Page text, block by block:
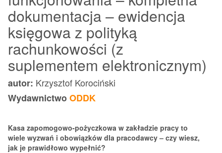
dokumentacja – ewidencja
księgowa z polityką
rachunkowości (z
suplementem elektronicznym)
autor: Krzysztof Korociński
WydawnictwoODDK
Kasa zapomogowo-pożyczkowa w zakładzie pracy to
wiele wyzwań i obowiązków dla pracodawcy – czy wiesz,
jak je prawidłowo wypełnić?